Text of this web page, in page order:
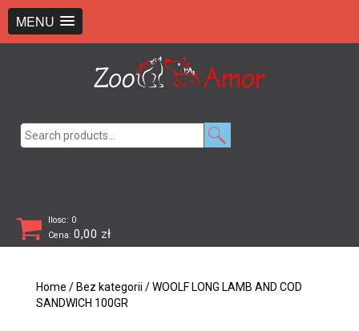
MENU
Ilosc: 0
Cena: 0,00 zł
Home / Bez kategorii / WOOLF LONG LAMB AND COD
SANDWICH 100GR